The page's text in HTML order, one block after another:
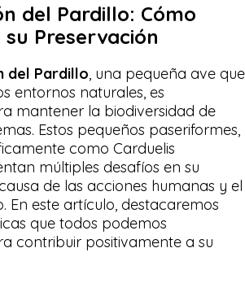
del Pardillo: Cómo
Preservación
del Pardillo , una pequeña ave que
entornos naturales, es
mantener la biodiversidad de
Estos pequeños paseriformes,
como Carduelis
múltiples desafíos en su
de las acciones humanas y el
En este artículo, destacaremos
que todos podemos
contribuir positivamente a su